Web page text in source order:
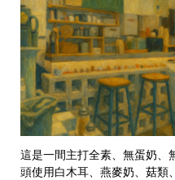
這是一間主打全素、無蛋奶、
頭使用白木耳、燕麥奶、菇類